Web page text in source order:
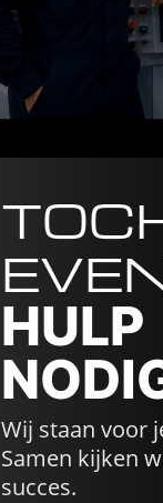
HULP
Wij staan voor
Samen kijken
succes.